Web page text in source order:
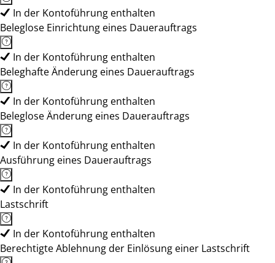
In der Kontoführung enthalten
Beleglose Einrichtung eines Dauerauftrags
In der Kontoführung enthalten
Beleghafte Änderung eines Dauerauftrags
In der Kontoführung enthalten
Beleglose Änderung eines Dauerauftrags
In der Kontoführung enthalten
Ausführung eines Dauerauftrags
In der Kontoführung enthalten
Lastschrift
In der Kontoführung enthalten
Berechtigte Ablehnung der Einlösung einer Lastschrift